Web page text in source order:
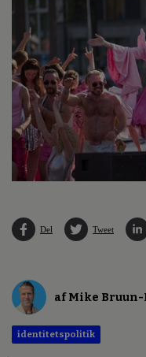
Del Tweet
af Mike
identitetspolitik